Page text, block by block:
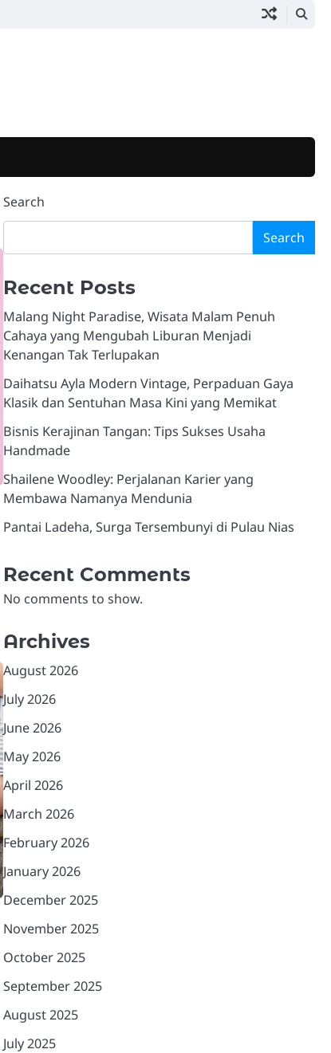
Search
Search
Recent Posts
Malang Night Paradise, Wisata Malam Penuh
Cahaya yang Mengubah Liburan Menjadi
Kenangan Tak Terlupakan
Daihatsu Ayla Modern Vintage, Perpaduan Gaya
Klasik dan Sentuhan Masa Kini yang Memikat
Bisnis Kerajinan Tangan: Tips Sukses Usaha
Handmade
Shailene Woodley: Perjalanan Karier yang
Membawa Namanya Mendunia
Pantai Ladeha, Surga Tersembunyi di Pulau Nias
Recent Comments
No comments to show.
Archives
August 2026
July 2026
June 2026
May 2026
April 2026
March 2026
February 2026
January 2026
December 2025
November 2025
October 2025
September 2025
August 2025
July 2025